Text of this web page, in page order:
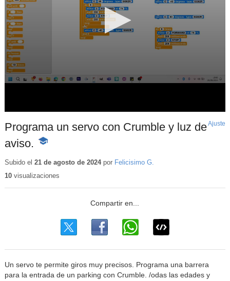
Programa un servo con Crumble y luz de
aviso.
-
educativo
Ajuste
Subido el 21 de agosto de 2024por Felicisimo G.
10visualizaciones
Un servo te permite giros muy precisos. Programa una barrera
para la entrada de un parking con Crumble. /odas las edades y